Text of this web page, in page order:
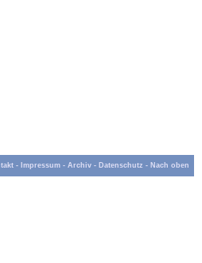
- Impressum - Archiv - Datenschutz - Nach oben